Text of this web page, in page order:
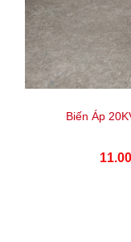
Biến Áp